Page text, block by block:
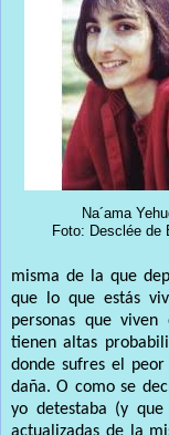
Na´ama
Foto: Desclée de
misma de la que
que lo que estás
personas que
tienen altas
donde sufres el
daña. O como se
yo detestaba (y que
actualizadas de la